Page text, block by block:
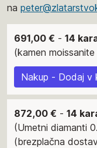
na
691,00 € - 14
(kamen
Nakup - Dodaj v
872,00 € - 14
(Umetni diamanti
(brezplačna